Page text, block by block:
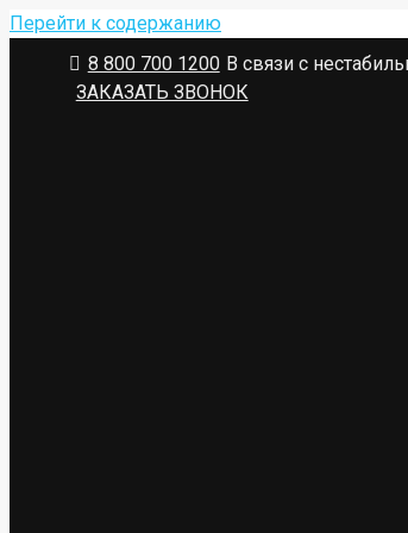
Перейти к содержанию
8 800 700 1200 В связи с
ЗАКАЗАТЬ ЗВОНОК